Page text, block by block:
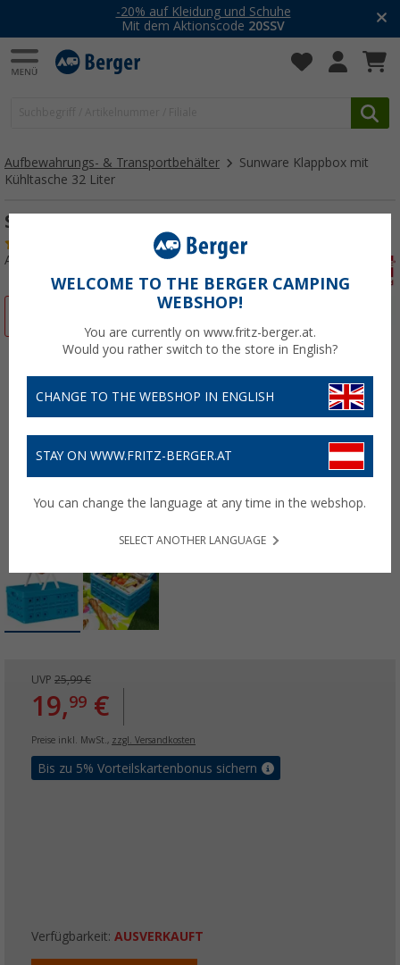
-20% auf Kleidung und Schuhe
Mit dem Aktionscode 20SSV
Aufbewahrungs- & Transportbehälter
Sunware Klappbox mit
Kühltasche 32 Liter
Sunware Klappbox mit Kühltasche 32 Liter
Art.-Nr.: 408150
UVP 25,99 €
19,99 €
Preise inkl. MwSt., zzgl. Versandkosten
Bis zu 5% Vorteilskartenbonus sichern
Verfügbarkeit: AUSVERKAUFT
WELCOME TO THE BERGER CAMPING
WEBSHOP!
You are currently on www.fritz-berger.at.
Would you rather switch to the store in English?
CHANGE TO THE WEBSHOP IN ENGLISH
STAY ON WWW.FRITZ-BERGER.AT
You can change the language at any time in the webshop.
SELECT ANOTHER LANGUAGE